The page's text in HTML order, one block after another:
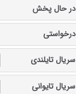
در حال پخش
درخواستی
سریال تایلندی
سریال تایوانی